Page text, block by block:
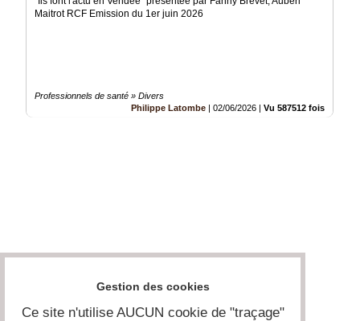
Maitrot RCF Emission du 1er juin 2026
Professionnels de santé » Divers
Philippe Latombe | 02/06/2026 | Vu 587512 fois
Gestion des cookies
Ce site n'utilise AUCUN cookie de "traçage"